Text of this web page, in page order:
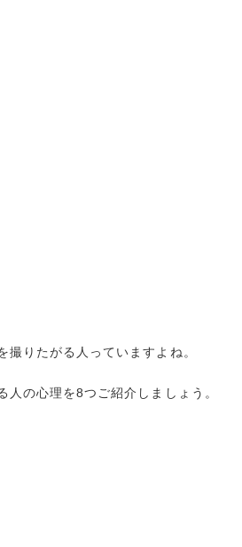
撮りたがる人っていますよね。
人の心理を8つご紹介しましょう。